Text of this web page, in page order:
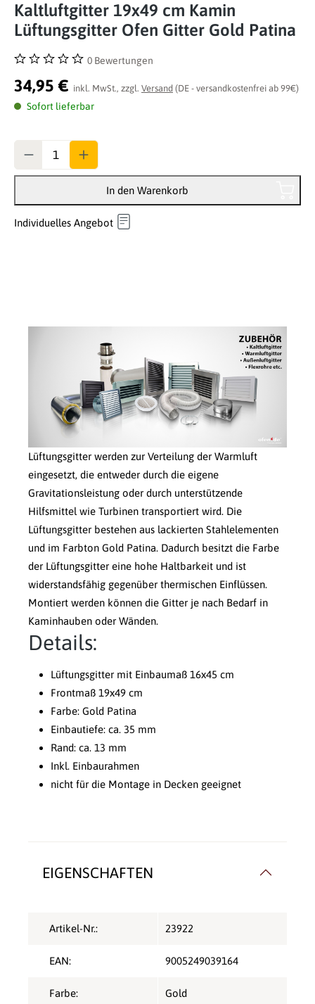
Kaltluftgitter 19x49 cm Kamin
Lüftungsgitter Ofen Gitter Gold Patina
Durchschnittliche Bewertung von 0 von 5 Sternen
0 Bewertungen
34,95 € inkl. MwSt., zzgl. Versand (DE - versandkostenfrei ab 99€)
Sofort lieferbar
In den Warenkorb
Individuelles Angebot
Lüftungsgitter werden zur Verteilung der Warmluft
eingesetzt, die entweder durch die eigene
Gravitationsleistung oder durch unterstützende
Hilfsmittel wie Turbinen transportiert wird. Die
Lüftungsgitter bestehen aus lackierten Stahlelementen
und im Farbton Gold Patina. Dadurch besitzt die Farbe
der Lüftungsgitter eine hohe Haltbarkeit und ist
widerstandsfähig gegenüber thermischen Einflüssen.
Montiert werden können die Gitter je nach Bedarf in
Kaminhauben oder Wänden.
Details:
Lüftungsgitter mit Einbaumaß 16x45 cm
Frontmaß 19x49 cm
Farbe: Gold Patina
Einbautiefe: ca. 35 mm
Rand: ca. 13 mm
Inkl. Einbaurahmen
nicht für die Montage in Decken geeignet
EIGENSCHAFTEN
Artikel-Nr.: 23922
EAN: 9005249039164
Farbe: Gold